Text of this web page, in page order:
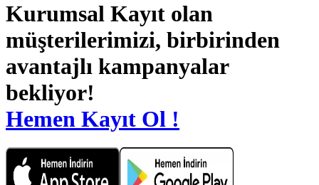
Kurumsal Kayıt olan
müşterilerimizi, birbirinden
avantajlı kampanyalar
bekliyor!
Hemen Kayıt Ol !